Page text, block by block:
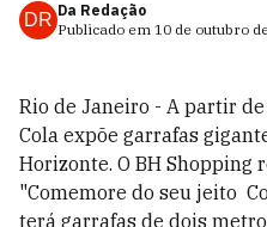
DR Da Redação
Publicado em 10 de outubro
Rio de Janeiro - A partir
Cola expõe garrafas
Horizonte. O BH Shopping
"Comemore do seu jeito 
terá garrafas de dois